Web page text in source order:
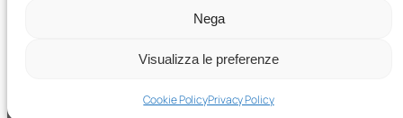
Nega
Visualizza le preferenze
Cookie PolicyPrivacy Policy
©2025 MTC Automotive s.r.l. . Tutti i diritti riservati. – P.I.